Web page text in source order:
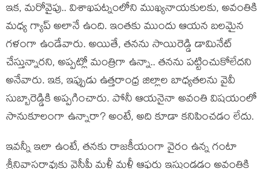
ఇక‌, మ‌రోవైపు.. విశాఖ‌ప‌ట్నంలోని ముఖ్య‌నాయ‌కుల‌కు, అవంతికి
మ‌ధ్య గ్యాప్ అలానే ఉంది. ఇంత‌కు ముందు ఆయ‌న బ‌ల‌మైన
గ‌ళంగా ఉండేవారు. అయితే, త‌న‌ను సాయిరెడ్డి డామినేట్
చేస్తున్నార‌ని, అప్పట్లో మంత్రిగా ఉన్నా.. త‌న‌ను ప‌ట్టించుకోలేద‌ని
అనేవారు. ఇక‌, ఇప్పుడు ఉత్త‌రాంధ్ర జిల్లాల బాధ్య‌త‌ల‌ను వైవీ
సుబ్బారెడ్డికి అప్ప‌గించారు. పోనీ ఆయ‌నైనా అవంతి విష‌యంలో
సానుకూలంగా ఉన్నారా? అంటే, అది కూడా క‌నిపించ‌డం లేదు.
ఇవ‌న్నీ ఇలా ఉంటే, త‌నకు రాజ‌కీయంగా వైరం ఉన్న గంటా